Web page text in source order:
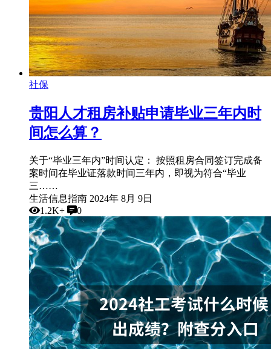
社保
贵阳人才租房补贴申请毕业三年内时
间怎么算？
关于“毕业三年内”时间认定： 按照租房合同签订完成备
案时间在毕业证落款时间三年内，即视为符合“毕业
三……
生活信息指南 2024年 8月 9日
1.2K+
0